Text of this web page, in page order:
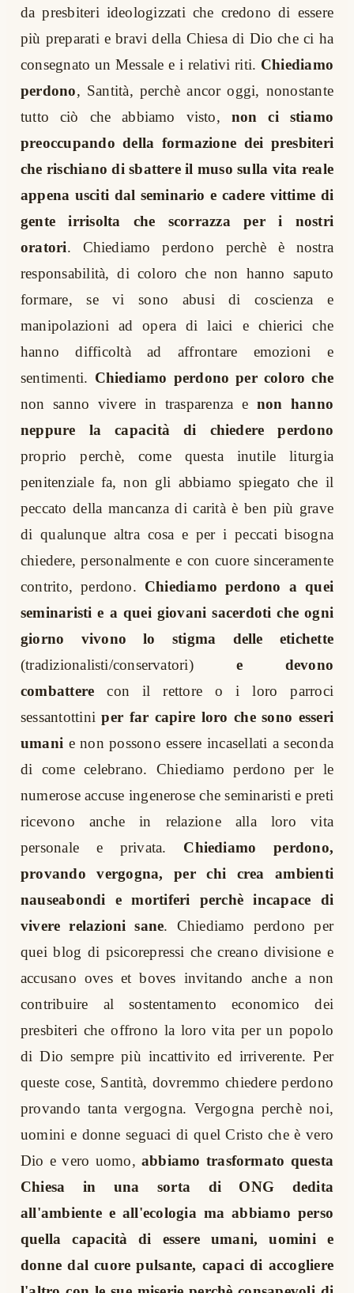
da presbiteri ideologizzati che credono di essere
più preparati e bravi della Chiesa di Dio che ci ha
consegnato un Messale e i relativi riti. Chiediamo
perdono, Santità, perchè ancor oggi, nonostante
tutto ciò che abbiamo visto, non ci stiamo
preoccupando della formazione dei presbiteri
che rischiano di sbattere il muso sulla vita reale
appena usciti dal seminario e cadere vittime di
gente irrisolta che scorrazza per i nostri
oratori. Chiediamo perdono perchè è nostra
responsabilità, di coloro che non hanno saputo
formare, se vi sono abusi di coscienza e
manipolazioni ad opera di laici e chierici che
hanno difficoltà ad affrontare emozioni e
sentimenti. Chiediamo perdono per coloro che
non sanno vivere in trasparenza e non hanno
neppure la capacità di chiedere perdono
proprio perchè, come questa inutile liturgia
penitenziale fa, non gli abbiamo spiegato che il
peccato della mancanza di carità è ben più grave
di qualunque altra cosa e per i peccati bisogna
chiedere, personalmente e con cuore sinceramente
contrito, perdono. Chiediamo perdono a quei
seminaristi e a quei giovani sacerdoti che ogni
giorno vivono lo stigma delle etichette
(tradizionalisti/conservatori) e devono
combattere con il rettore o i loro parroci
sessantottiniper far capire loro che sono esseri
umani e non possono essere incasellati a seconda
di come celebrano. Chiediamo perdono per le
numerose accuse ingenerose che seminaristi e preti
ricevono anche in relazione alla loro vita
personale e privata. Chiediamo perdono,
provando vergogna, per chi crea ambienti
nauseabondi e mortiferi perchè incapace di
vivere relazioni sane. Chiediamo perdono per
quei blog di psicorepressi che creano divisione e
accusano oves et boves invitando anche a non
contribuire al sostentamento economico dei
presbiteri che offrono la loro vita per un popolo
di Dio sempre più incattivito ed irriverente. Per
queste cose, Santità, dovremmo chiedere perdono
provando tanta vergogna. Vergogna perchè noi,
uomini e donne seguaci di quel Cristo che è vero
Dio e vero uomo, abbiamo trasformato questa
Chiesa in una sorta di ONG dedita
all'ambiente e all'ecologia ma abbiamo perso
quella capacità di essere umani, uomini e
donne dal cuore pulsante, capaci di accogliere